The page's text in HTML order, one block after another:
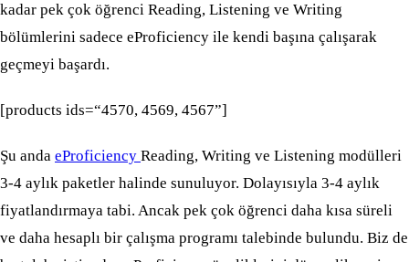
kadar pek çok öğrenci Reading, Listening ve Writing
bölümlerini sadece eProficiency ile kendi başına çalışarak
geçmeyi başardı.
[products ids=“4570, 4569, 4567”]
Şu anda eProficiency Reading, Writing ve Listening modülleri
3-4 aylık paketler halinde sunuluyor. Dolayısıyla 3-4 aylık
fiyatlandırmaya tabi. Ancak pek çok öğrenci daha kısa süreli
ve daha hesaplı bir çalışma programı talebinde bulundu. Biz de